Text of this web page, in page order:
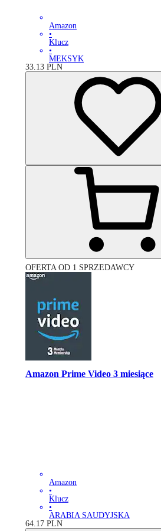
Amazon
•
Klucz
•
MEKSYK
33.13 PLN
OFERTA OD 1 SPRZEDAWCY
Amazon Prime Video 3 miesiące
Amazon
•
Klucz
•
ARABIA SAUDYJSKA
64.17 PLN